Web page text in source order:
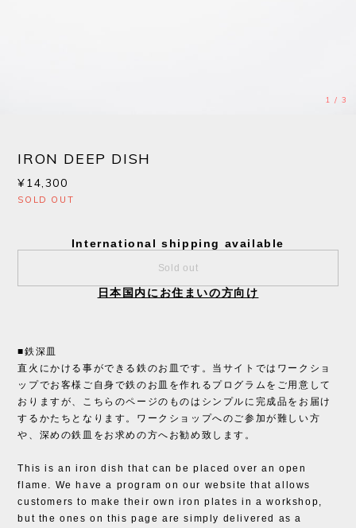
1 /3
IRON DEEP DISH
¥14,300
SOLD OUT
International shipping available
Sold out
日本国内にお住まいの方向け
■鉄深皿
直火にかける事ができる鉄のお皿です。当サイトではワークショ
ップでお客様ご自身で鉄のお皿を作れるプログラムをご用意して
おりますが、こちらのページのものはシンプルに完成品をお届け
するかたちとなります。ワークショップへのご参加が難しい方
や、深めの鉄皿をお求めの方へお勧め致します。
This is an iron dish that can be placed over an open
flame. We have a program on our website that allows
customers to make their own iron plates in a workshop,
but the ones on this page are simply delivered as a